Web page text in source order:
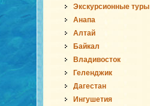
Экскурсионные туры
Анапа
Алтай
Байкал
Владивосток
Геленджик
Дагестан
Ингушетия